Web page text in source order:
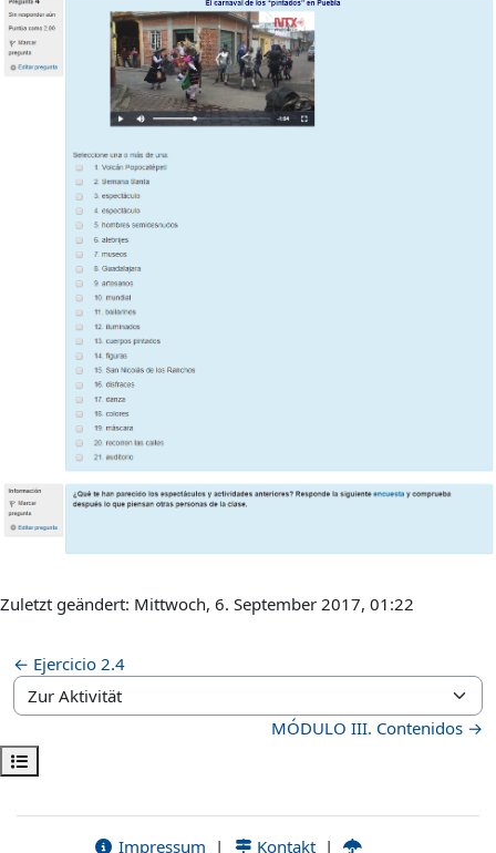
Kursindex öffnen
Zuletzt geändert: Mittwoch, 6. September 2017, 01:22
← Ejercicio 2.4
Zur Aktivität
MÓDULO III. Contenidos →
Impressum | Kontakt |